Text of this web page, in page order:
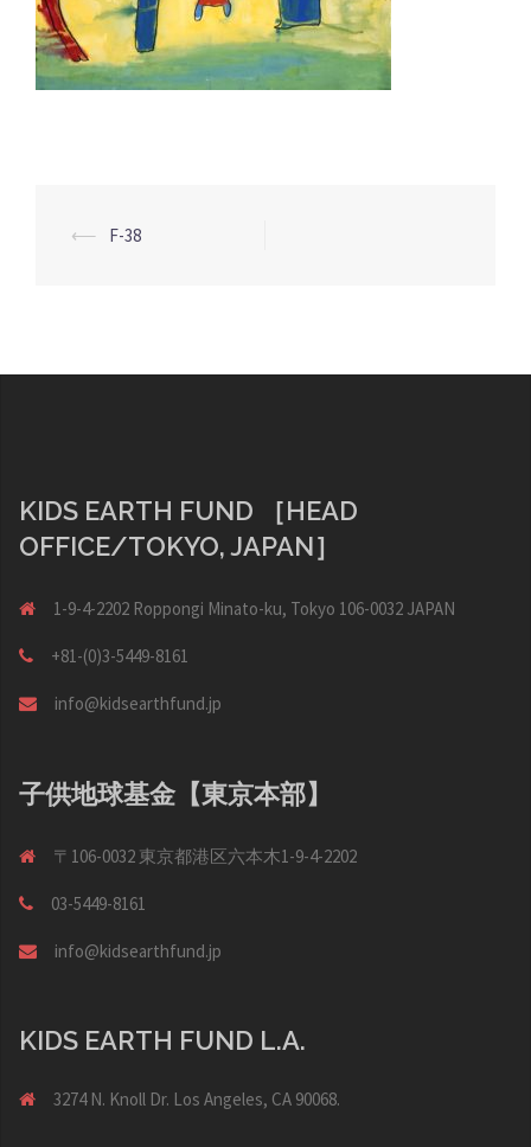
投
ゲ
ン
⟵ F-38
KIDS EARTH FUND ［HEAD
OFFICE/TOKYO, JAPAN］
1-9-4-2202 Roppongi Minato-ku, Tokyo 106-0032 JAPAN
+81-(0)3-5449-8161
info@kidsearthfund.jp
子供地球基金【東京本部】
〒106-0032 東京都港区六本木1-9-4-2202
03-5449-8161
info@kidsearthfund.jp
KIDS EARTH FUND L.A.
3274 N. Knoll Dr. Los Angeles, CA 90068.